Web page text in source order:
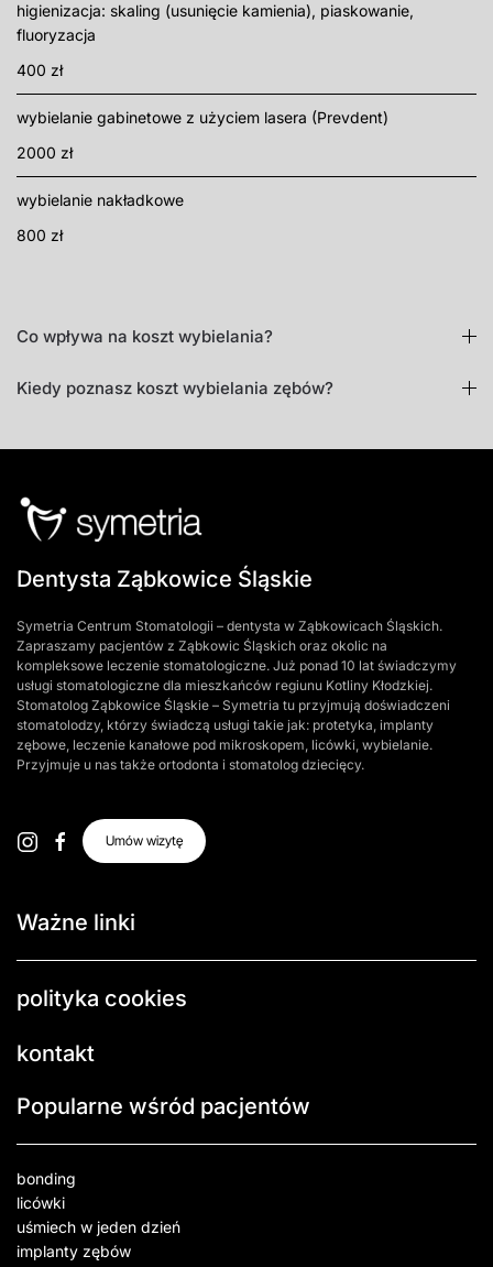
higienizacja: skaling (usunięcie kamienia), piaskowanie,
fluoryzacja
400 zł
wybielanie gabinetowe z użyciem lasera (Prevdent)
2000 zł
wybielanie nakładkowe
800 zł
Co wpływa na koszt wybielania?
Kiedy poznasz koszt wybielania zębów?
Dentysta Ząbkowice Śląskie
Symetria Centrum Stomatologii – dentysta w Ząbkowicach Śląskich.
Zapraszamy pacjentów z Ząbkowic Śląskich oraz okolic na
kompleksowe leczenie stomatologiczne. Już ponad 10 lat świadczymy
usługi stomatologiczne dla mieszkańców regiunu Kotliny Kłodzkiej.
Stomatolog Ząbkowice Śląskie – Symetria tu przyjmują doświadczeni
stomatolodzy, którzy świadczą usługi takie jak: protetyka, implanty
zębowe, leczenie kanałowe pod mikroskopem, licówki, wybielanie.
Przyjmuje u nas także ortodonta i stomatolog dziecięcy.
Umów wizytę
Ważne linki
polityka cookies
kontakt
Popularne wśród pacjentów
bonding
licówki
uśmiech w jeden dzień
implanty zębów